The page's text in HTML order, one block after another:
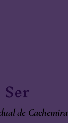
de Cachemira